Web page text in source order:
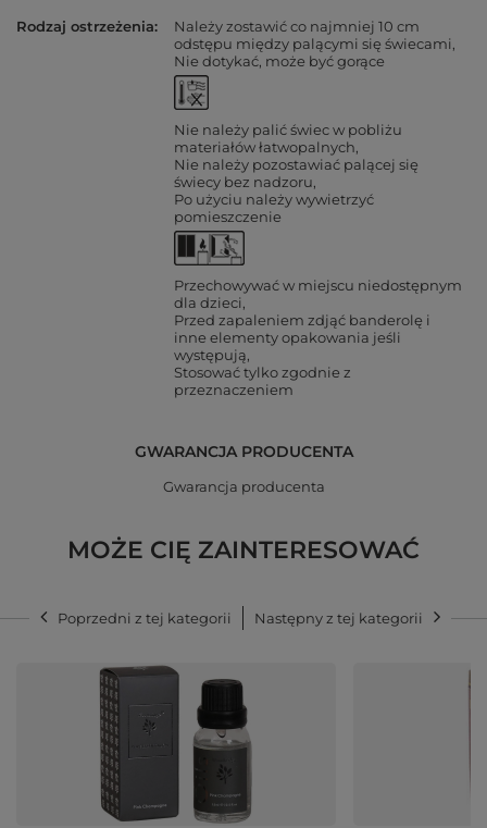
Rodzaj ostrzeżenia
Należy zostawić co najmniej 10 cm
odstępu między palącymi się świecami
Nie dotykać, może być gorące
Nie należy palić świec w pobliżu
materiałów łatwopalnych
Nie należy pozostawiać palącej się
świecy bez nadzoru
Po użyciu należy wywietrzyć
pomieszczenie
Przechowywać w miejscu niedostępnym
dla dzieci
Przed zapaleniem zdjąć banderolę i
inne elementy opakowania jeśli
występują
Stosować tylko zgodnie z
przeznaczeniem
GWARANCJA PRODUCENTA
Gwarancja producenta
MOŻE CIĘ ZAINTERESOWAĆ
Poprzedni z tej kategorii Następny z tej kategorii